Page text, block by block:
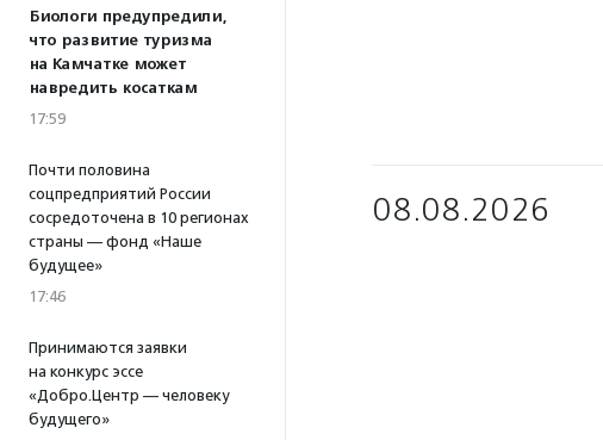
Биологи предупредили,
что развитие туризма
на Камчатке может
навредить косаткам
17:59
Почти половина
соцпредприятий России
сосредоточена в 10 регионах
страны — фонд «Наше
будущее»
17:46
Принимаются заявки
на конкурс эссе
«Добро.Центр — человеку
будущего»
08.08.2026